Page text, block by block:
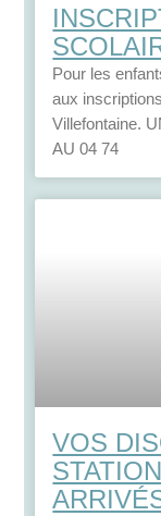
Pour les
aux
Villefontaine.
AU 04 74
VOS